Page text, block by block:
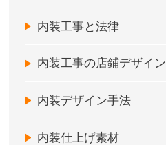
内装工事と法律
内装工事の店鋪デザイン
内装デザイン手法
内装仕上げ素材